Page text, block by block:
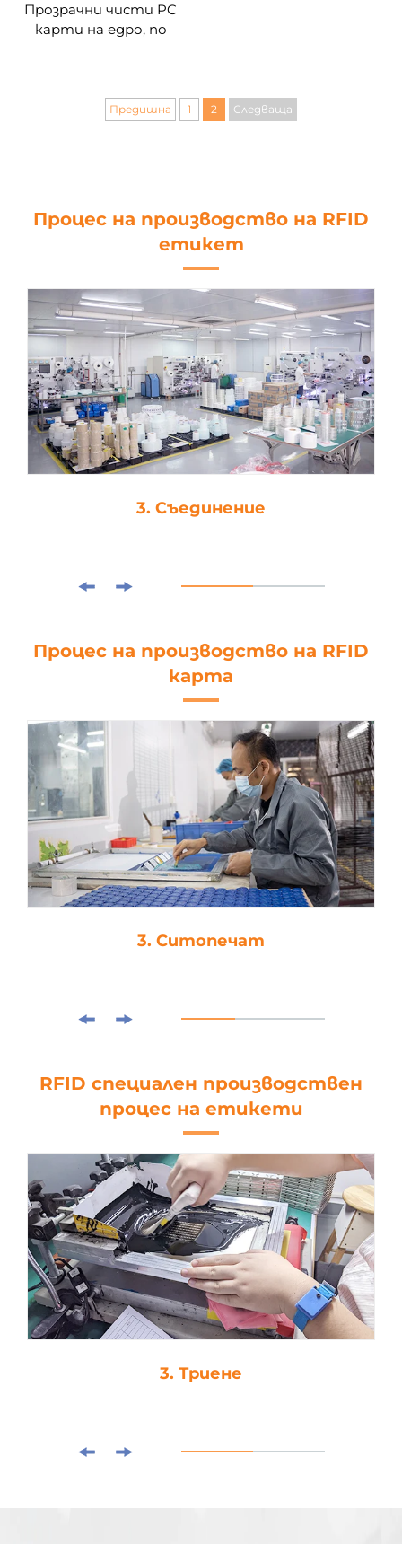
Прозрачни чисти PC
карти на едро, по
Предишна 1 2 Следваща
Процес на производство на RFID
етикет
3. Съединение
Процес на производство на RFID
карта
3. Ситопечат
RFID специален производствен
процес на етикети
3. Триене